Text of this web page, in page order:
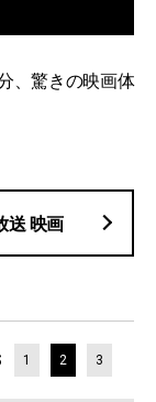
、驚きの映画体
送 映画
1 2 3